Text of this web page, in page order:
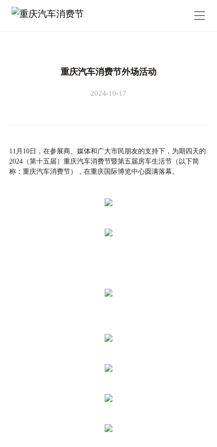
重庆汽车消费节外场活动
2024-10-17
11月10日，在参展商、媒体和广大市民朋友的支持下，为期四天的
2024（第十五届）重庆汽车消费节暨第五届房车生活节（以下简
称：重庆汽车消费节），在重庆国际博览中心圆满落幕。